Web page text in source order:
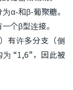
α-和β-葡聚糖。
个β型连接。
有许多分支（侧
“1,6”，因此被